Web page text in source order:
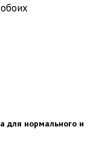
для нормального и